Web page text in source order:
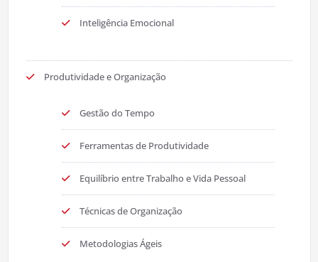
Inteligência Emocional
Produtividade e Organização
Gestão do Tempo
Ferramentas de Produtividade
Equilíbrio entre Trabalho e Vida Pessoal
Técnicas de Organização
Metodologias Ágeis